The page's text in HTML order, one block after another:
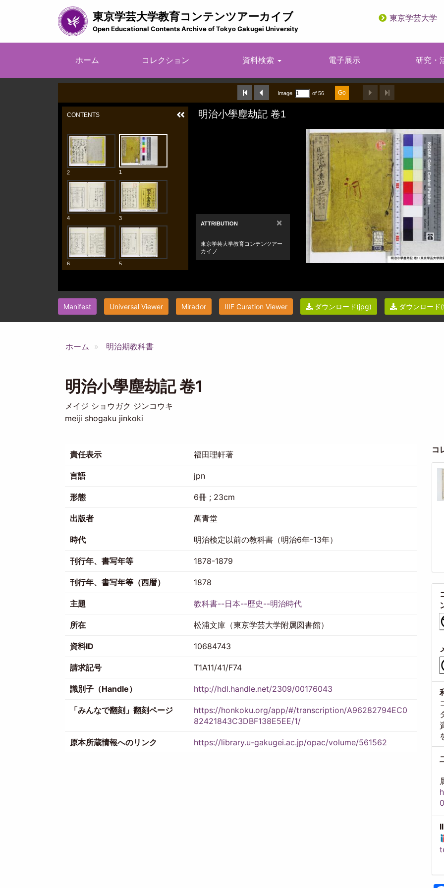
東京学芸大学教育コンテンツアーカイブ
Open Educational Contents Archive of Tokyo Gakugei University utility
東京学芸大学
ン
ビ
ゲ
ン
ホーム コレクション 資料検索 電子展示 研究・
Manifest Universal Viewer Mirador IIIF Curation Viewer ダウンロード(jpg) ダウンロード
ホーム 明治期教科書
明治小學塵劫記 卷1
メイジ ショウガク ジンコウキ
meiji shogaku jinkoki
責任表示 福田理軒著
言語 jpn
形態 6冊 ; 23cm
出版者 萬青堂
時代 明治検定以前の教科書（明治6年-13年）
刊行年、書写年等 1878-1879
刊行年、書写年等（西暦） 1878
主題 教科書--日本--歴史--明治時代
所在 松浦文庫（東京学芸大学附属図書館）
資料ID 10684743
請求記号 T1A11/41/F74
識別子（Handle） http://hdl.handle.net/2309/00176043
「みんなで翻刻」翻刻ページ
https://honkoku.org/app/#/transcription/A96282794EC0
82421843C3DBF138E5EE/1/
原本所蔵情報へのリンク https://library.u-gakugei.ac.jp/opac/volume/561562
コ